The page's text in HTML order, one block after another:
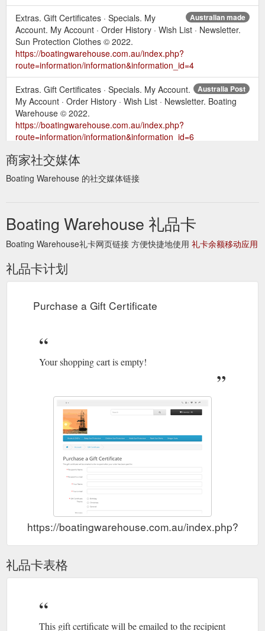
Australian made
Extras. Gift Certificates · Specials. My
Account. My Account · Order History · Wish List · Newsletter.
Sun Protection Clothes © 2022.
https://boatingwarehouse.com.au/index.php?
route=information/information&information_id=4
Australia Post
Extras. Gift Certificates · Specials. My Account.
My Account · Order History · Wish List · Newsletter. Boating
Warehouse © 2022.
https://boatingwarehouse.com.au/index.php?
route=information/information&information_id=6
商家社交媒体
Boating Warehouse 的社交媒体链接
Boating Warehouse 礼品卡
Boating Warehouse礼卡网页链接 方便快捷地使用 礼卡余额移动应用
礼品卡计划
Purchase a Gift Certificate
Your shopping cart is empty!
https://boatingwarehouse.com.au/
礼品卡表格
This gift certificate will be emailed to the recipient